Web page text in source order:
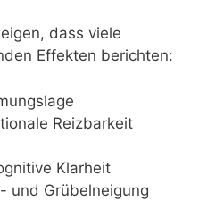
dass viele
Effekten berichten:
Reizbarkeit
Klarheit
und Grübelneigung